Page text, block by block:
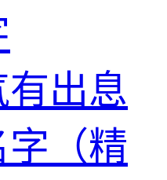
出息
（精